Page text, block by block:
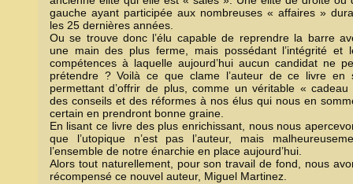
gauche ayant participée aux nombreuses « affaires »
les 25 dernières années.
Ou se trouve donc l’élu capable de reprendre la barre
une main des plus ferme, mais possédant l’intégrité et
compétences à laquelle aujourd’hui aucun candidat ne
prétendre ? Voilà ce que clame l’auteur de ce livre en
permettant d’offrir de plus, comme un véritable « cadeau
des conseils et des réformes à nos élus qui nous en
certain en prendront bonne graine.
En lisant ce livre des plus enrichissant, nous nous
que l’utopique n’est pas l’auteur, mais
l’ensemble de notre énarchie en place aujourd’hui.
Alors tout naturellement, pour son travail de fond, nous
récompensé ce nouvel auteur, Miguel Martinez.